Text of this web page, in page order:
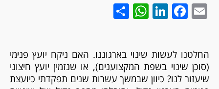
Email
Facebook
LinkedIn
WhatsApp
החלטנו לעשות שינוי בארגוננו. האם ניקח יועץ פנימי
)סוכן שינוי בשפת המקצוענים(, או שנזמין יועץ חיצוני
שיעזור לנו? כיוון שבמשך עשרות שנים תפקדתי כיועצת